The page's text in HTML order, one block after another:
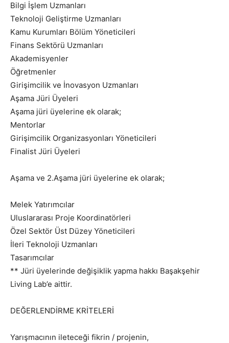
Bilgi İşlem Uzmanları
Teknoloji Geliştirme Uzmanları
Kamu Kurumları Bölüm Yöneticileri
Finans Sektörü Uzmanları
Akademisyenler
Öğretmenler
Girişimcilik ve İnovasyon Uzmanları
Aşama Jüri Üyeleri
Aşama jüri üyelerine ek olarak;
Mentorlar
Girişimcilik Organizasyonları Yöneticileri
Finalist Jüri Üyeleri
Aşama ve 2.Aşama jüri üyelerine ek olarak;
Melek Yatırımcılar
Uluslararası Proje Koordinatörleri
Özel Sektör Üst Düzey Yöneticileri
İleri Teknoloji Uzmanları
Tasarımcılar
** Jüri üyelerinde değişiklik yapma hakkı Başakşehir
Living Lab’e aittir.
DEĞERLENDİRME KRİTELERİ
Yarışmacının ileteceği fikrin / projenin,